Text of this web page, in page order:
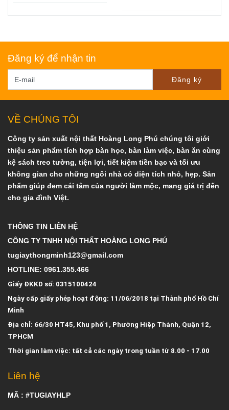
Đăng ký để nhận tin
Đăng ký
VỀ CHÚNG TÔI
Công ty sản xuất nội thất Hoàng Long Phú chúng tôi giới
thiệu sản phẩm tích hợp bàn học, bàn làm việc, bàn ăn cùng
kệ sách treo tường, tiện lợi, tiết kiệm tiền bạc và tối ưu
không gian cho những ngôi nhà có diện tích nhỏ, hẹp. Sản
phẩm giúp đem cái tâm của người làm mộc, mang giá trị đến
cho gia đình Việt.
THÔNG TIN LIÊN HỆ
CÔNG TY TNHH NỘI THẤT HOÀNG LONG PHÚ
tugiaythongminh123@gmail.com
HOTLINE: 0961.355.466
Giấy ĐKKD số: 0315100424
Ngày cấp giấy phép hoạt động: 11/06/2018 tại Thành phố Hồ Chí
Minh
Địa chỉ: 66/30 HT45, Khu phố 1, Phường Hiệp Thành, Quận 12,
TPHCM
Thời gian làm việc: tất cả các ngày trong tuần từ 8.00 - 17.00
Liên hệ
MÃ : #TUGIAYHLP